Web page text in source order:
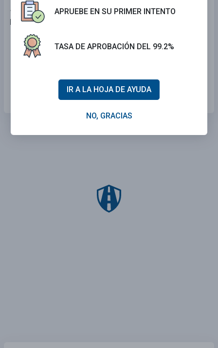
16 . ¿No puede estacionar a cuántos pies de un
hidrante?
5 pies.
APRUEBE EN SU PRIMER INTENTO
TASA DE APROBACIÓN DEL 99.2%
IR A LA HOJA DE AYUDA
NO, GRACIAS